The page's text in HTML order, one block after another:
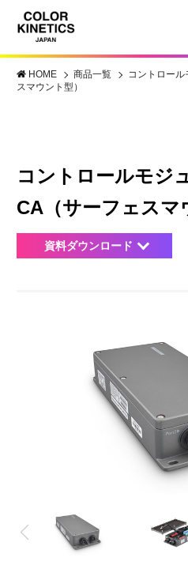
HOME 商品一覧
コントロー
スマウント型）
コントロールモジ
CA（サーフェスマ
資料ダウンロード